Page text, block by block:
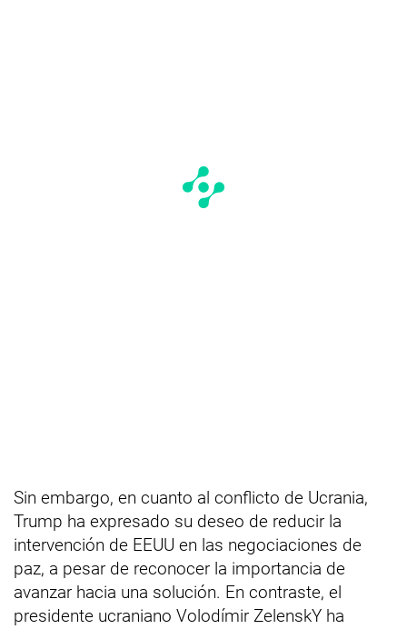
Sin embargo, en cuanto al conflicto de Ucrania,
Trump ha expresado su deseo de reducir la
intervención de EEUU en las negociaciones de
paz, a pesar de reconocer la importancia de
avanzar hacia una solución. En contraste, el
presidente ucraniano Volodímir ZelenskY ha